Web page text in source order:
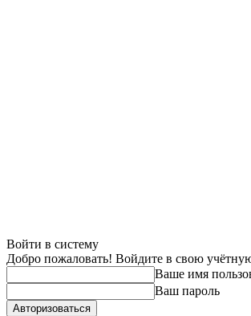
Войти в систему
Добро пожаловать! Войдите в свою
Ваше имя
Ваш пароль